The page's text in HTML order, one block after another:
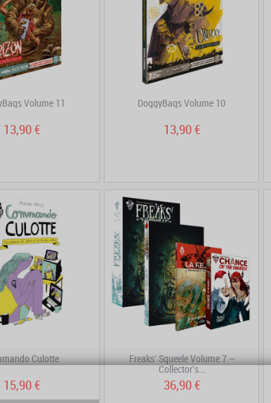
Volume 11
13,90 €
DoggyBags Volume 10
13,90 €
Culotte
15,90 €
Freaks' Squeele Volume 7 –
Collector's...
36,90 €